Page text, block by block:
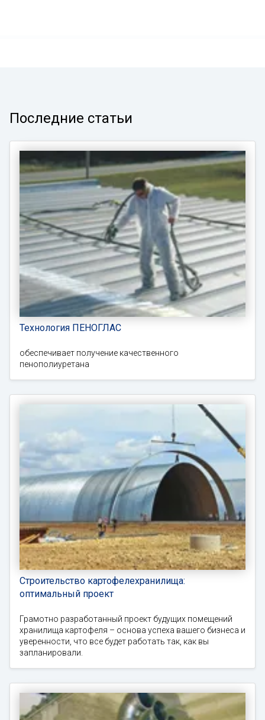
Последние статьи
Технология ПЕНОГЛАС
обеспечивает получение качественного
пенополиуретана
Строительство картофелехранилища:
оптимальный проект
Грамотно разработанный проект будущих помещений
хранилища картофеля – основа успеха вашего бизнеса и
уверенности, что все будет работать так, как вы
запланировали.